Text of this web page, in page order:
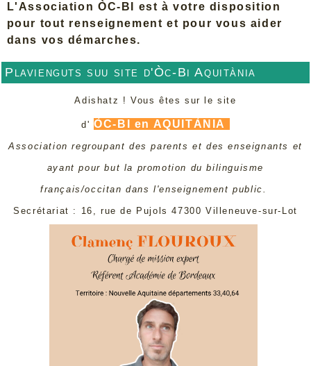
Plavienguts suu site d'Òc-Bi Aquitània
Adishatz ! Vous êtes sur le site
d' ÒC-BI en AQUITÀNIA
Association regroupant des parents et des enseignants et
ayant pour but la promotion du bilinguisme
français/occitan dans l'enseignement public.
Secrétariat : 16, rue de Pujols 47300 Villeneuve-sur-Lot
L'Association ÒC-BI est à votre disposition
pour tout renseignement et pour vous aider
dans vos démarches.